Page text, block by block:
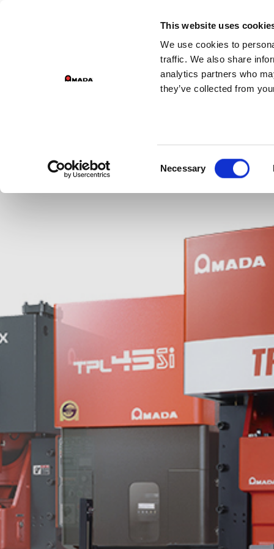
This website uses
We use cookies to
traffic. We also share
analytics partners who
they’ve collected from
Necessary
Main Navigation